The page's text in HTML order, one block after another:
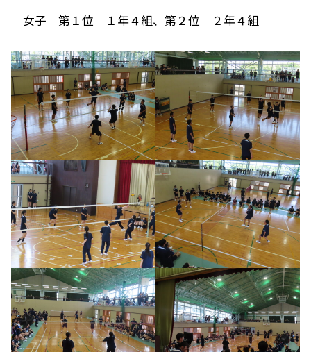
女子 第１位 １年４組、第２位 ２年４組